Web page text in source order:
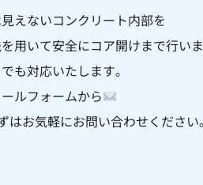
えないコンクリート内部を
用いて安全にコア開けまで行いま
も対応いたします。
ルフォームから
お気軽にお問い合わせください。